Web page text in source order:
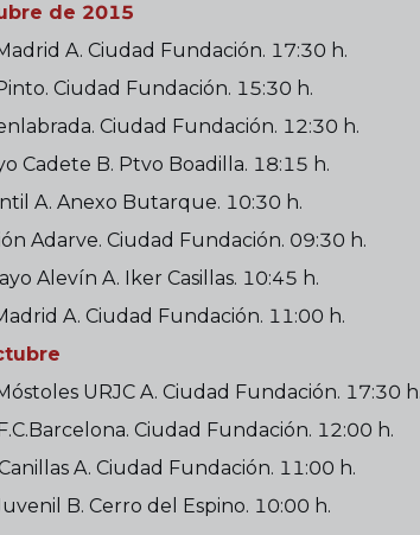
de 2015
A. Ciudad Fundación. 17:30 h.
Ciudad Fundación. 15:30 h.
Ciudad Fundación. 12:30 h.
Cadete B. Ptvo Boadilla. 18:15 h.
A. Anexo Butarque. 10:30 h.
Adarve. Ciudad Fundación. 09:30 h.
Alevín A. Iker Casillas. 10:45 h.
A. Ciudad Fundación. 11:00 h.
URJC A. Ciudad Fundación. 17:30
Ciudad Fundación. 12:00 h.
A. Ciudad Fundación. 11:00 h.
B. Cerro del Espino. 10:00 h.